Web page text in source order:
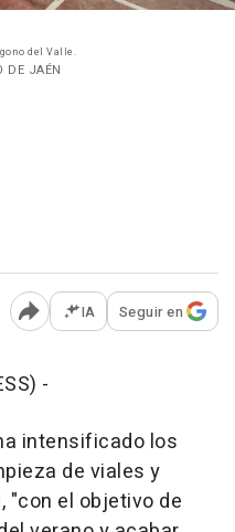
del Valle.
DE JAÉN
Abrir opciones para
IA Seguir en
-
intensificado los
de viales y
"con el objetivo de